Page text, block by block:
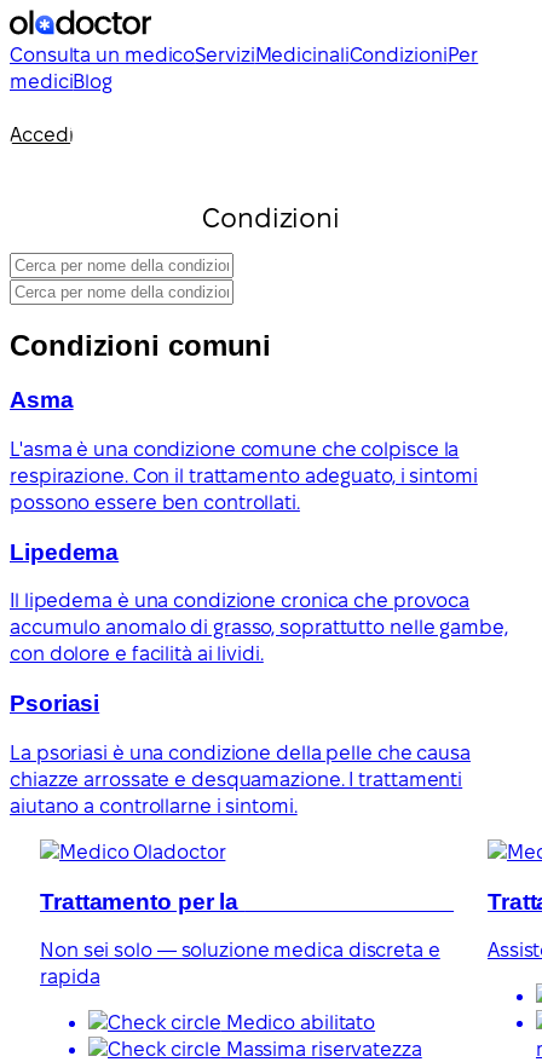
Consulta un medicoServiziMedicinaliCondizioniPer
mediciBlog
Accedi
Condizioni
Condizioni comuni
Asma
L'asma è una condizione comune che colpisce la
respirazione. Con il trattamento adeguato, i sintomi
possono essere ben controllati.
Lipedema
Il lipedema è una condizione cronica che provoca
accumulo anomalo di grasso, soprattutto nelle gambe,
con dolore e facilità ai lividi.
Psoriasi
La psoriasi è una condizione della pelle che causa
chiazze arrossate e desquamazione. I trattamenti
aiutano a controllarne i sintomi.
Trattamento per la
Non sei solo — soluzione medica discreta e
rapida
Medico abilitato
Massima riservatezza